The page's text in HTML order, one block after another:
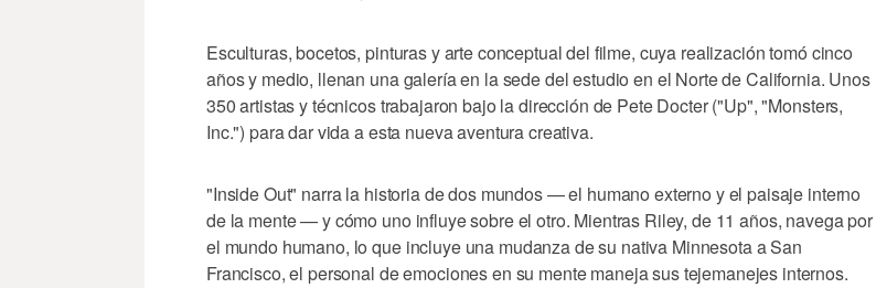
Esculturas, bocetos, pinturas y arte conceptual del filme, cuya realización tomó cinco
años y medio, llenan una galería en la sede del estudio en el Norte de California. Unos
350 artistas y técnicos trabajaron bajo la dirección de Pete Docter ("Up", "Monsters,
Inc.") para dar vida a esta nueva aventura creativa.
"Inside Out" narra la historia de dos mundos — el humano externo y el paisaje interno
de la mente — y cómo uno influye sobre el otro. Mientras Riley, de 11 años, navega por
el mundo humano, lo que incluye una mudanza de su nativa Minnesota a San
Francisco, el personal de emociones en su mente maneja sus tejemanejes internos.